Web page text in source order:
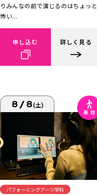
りみんなの前で演じるのはちょっと
怖い...
申し込む 詳しく見る
8/8(土)
パフォーミングアーツ学科